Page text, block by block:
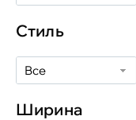
Стиль
Все
Ширина